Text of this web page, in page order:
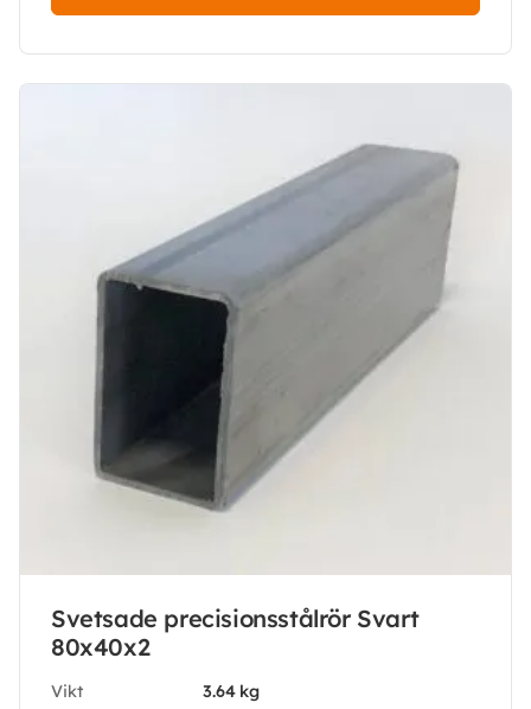
Svetsade precisionsstålrör Svart
80x40x2
Vikt 3.64 kg